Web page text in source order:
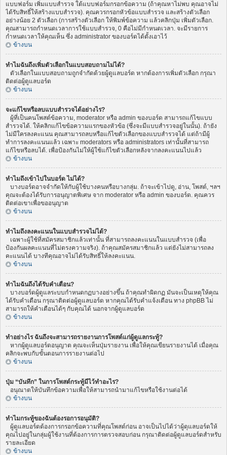
แบบฟอร์ม เพิ่มแบบสำรวจ ใต้แบบฟอร์มกรอกข้อความ (ถ้าคุณหาไม่พบ คุณอาจไม่
ได้รับสิทธิ์ให้สร้างแบบสำรวจ). คุณควรกรอกหัวข้อแบบสำรวจ และสร้างตัวเลือก
อย่างน้อย 2 ตัวเลือก (การสร้างตัวเลือก ให้พิมพ์ข้อความ แล้วคลิกปุ่ม เพิ่มตัวเลือก.
คุณสามารถกำหนดเวลาการใช้แบบสำรวจ, 0 คือไม่มีกำหนดเวลา. จะมีรายการ
กำหนดเวลาให้คุณเห็น ซึ่ง administrator ของบอร์ดได้ตั้งเอาไว้
ข้างบน
ทำไมฉันถึงเพิ่มตัวเลือกในแบบสอบถามไม่ได้?
ตัวเลือกในแบบสอบถามถูกจำกัดด้วยผู้ดูแลบอร์ด หากต้องการเพิ่มตัวเลือก กรุณา
ติดต่อผู้ดูแลบอร์ด
ข้างบน
จะแก้ไขหรือลบแบบสำรวจได้อย่างไร?
ผู้ที่เป็นคนโพสต์ข้อความ, moderator หรือ admin ของบอร์ด สามารถแก้ไขแบบ
สำรวจได้. ให้คลิกแก้ไขข้อความแรกของหัวข้อ (ซึ่งจะมีแบบสำรวจอยู่ในนั้น). ถ้ายัง
ไม่มีใครลงคะแนน คุณสามารถลบหรือแก้ไขตัวเลือกของแบบสำรวจได้ แต่ถ้ามีผู้
ทำการลงคะแนนแล้ว เฉพาะ moderators หรือ administrators เท่านั้นที่สามารถ
แก้ไขหรือลบได้. เพื่อป้องกันไม่ให้ผู้ใช้แก้ไขตัวเลือกหลังจากลงคะแนนไปแล้ว
ข้างบน
ทำไมถึงเข้าไปในบอร์ด ไม่ได้?
บางบอร์ดอาจจำกัดให้กับผู้ใช้บางคนหรือบางกลุ่ม. ถ้าจะเข้าไปดู, อ่าน, โพสต์, ฯลฯ
คุณจะต้องได้รับการอนุญาตพิเศษ จาก moderator หรือ admin ของบอร์ด. คุณควร
ติดต่อเขาเพื่อขออนุญาต
ข้างบน
ทำไมถึงลงคะแนนในแบบสำรวจไม่ได้?
เฉพาะผู้ใช้ที่สมัครสมาชิกแล้วเท่านั้น ที่สามารถลงคะแนนในแบบสำรวจ (เพื่อ
ป้องกันผลคะแนนที่ไม่ตรงความจริง). ถ้าคุณสมัครสมาชิกแล้ว แต่ยังไม่สามารถลง
คะแนนได้ บางทีคุณอาจไม่ได้รับสิทธิ์ให้ลงคะแนน.
ข้างบน
ทำไมฉันถึงได้รับคำเตือน?
บางบอร์ดผู้ดูแลระบบกำหนดกฏบางอย่างขึ้น ถ้าคุณทำผิดกฏ มันจะเป็นเหตุให้คุณ
ได้รับคำเตือน กรุณาติดต่อผู้ดูแลบอร์ด หากคุณได้รับคำแจ้งเตือน ทาง phpBB ไม่
สามารถให้คำเตือนได้ๆ กับคุณได้ นอกจากผู้ดูแลบอร์ด
ข้างบน
ทำอย่างไร ฉันถึงจะสามารถรายงานการโพสต์แก่ผู้ดูแลกระทู้?
หากผู้ดูแลบอร์ดอนุญาต คุณจะเห็นปุ่มรายงาน เพื่อให้คุณเขียนรายงานได้ เมื่อคุณ
คลิกจะพบกับขั้นตอนการรายงานต่อไป
ข้างบน
ปุ่ม “บันทึก” ในการโพสต์กระทู้มีไว้ทำอะไร?
อนุณาตให้บันทึกข้อความเพื่อให้สามารถนำมาแก้ไขหรือใช้งานต่อได้
ข้างบน
ทำไมกระทู้ของฉันต้องรอการอนุมัติ?
ผู้ดูแลบอร์ดต้องการกรอกข้อความที่คุณโพสต์ก่อน อาจเป็นไปได้ว่าผู้ดุแลบอร์ดให้
คุณไปอยู่ในกลุ่มผู้ใช้งานที่ต้องการการตรวจสอบก่อน กรุณาติดต่อผู้ดูแลบอร์ดสำหรับ
รายละเอียด
ข้างบน